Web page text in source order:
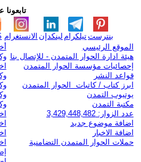
تابعونا
الانستغرام لينكدإن تيلكرامبنترست
الموقع الرئيسي
هيئة ادارة الحوار المتمدن - للإتصال بنا
إحصائيات مؤسسة الحوار المتمدن
قواعد النشر
ابرز كتاب / كاتبات الحوار المتمدن
يوتيوب التمدن
مكتبة التمدن
عدد الزوار: 3,429,448,482
اضافة موضوع جديد
اضافة الاخبار
حملات الحوار المتمدن التضامنية